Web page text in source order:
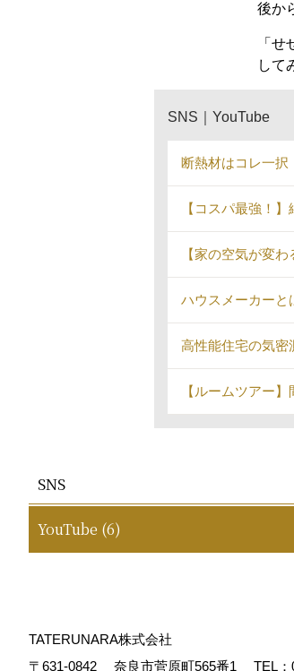
後か
「
して
SNS｜YouTube
断熱材はコレ一択
【コスパ最強！
【家の空気が変
ハウスメーカーと
高性能住宅の気密
【ルームツアー
SNS
YouTube (6)
TATERUNARA株式会社
〒631-0842
奈良市菅原町565番1 TEL：